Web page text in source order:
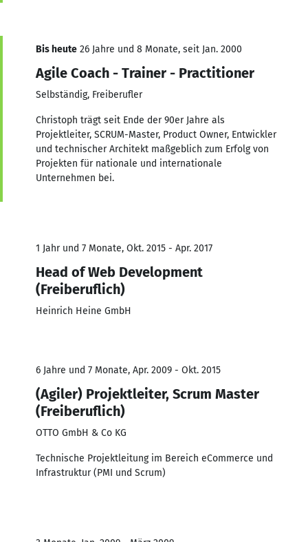
Bis heute 26 Jahre und 8 Monate, seit Jan. 2000
Agile Coach - Trainer - Practitioner
Selbständig, Freiberufler
Christoph trägt seit Ende der 90er Jahre als
Projektleiter, SCRUM-Master, Product Owner, Entwickler
und technischer Architekt maßgeblich zum Erfolg von
Projekten für nationale und internationale
Unternehmen bei.
1 Jahr und 7 Monate, Okt. 2015 - Apr. 2017
Head of Web Development
(Freiberuflich)
Heinrich Heine GmbH
6 Jahre und 7 Monate, Apr. 2009 - Okt. 2015
(Agiler) Projektleiter, Scrum Master
(Freiberuflich)
OTTO GmbH & Co KG
Technische Projektleitung im Bereich eCommerce und
Infrastruktur (PMI und Scrum)